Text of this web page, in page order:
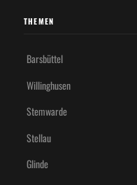
THEMEN
Barsbüttel
Willinghusen
Stemwarde
Stellau
Glinde